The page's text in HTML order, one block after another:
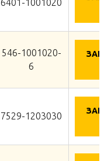
546-1001020-
6
7529-1203030